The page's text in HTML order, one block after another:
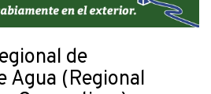
de
Agua (Regional